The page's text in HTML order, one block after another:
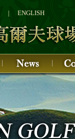
| ENGLISH